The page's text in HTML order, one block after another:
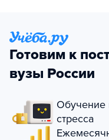
Готовим к
вузы России
Обучение
стресса